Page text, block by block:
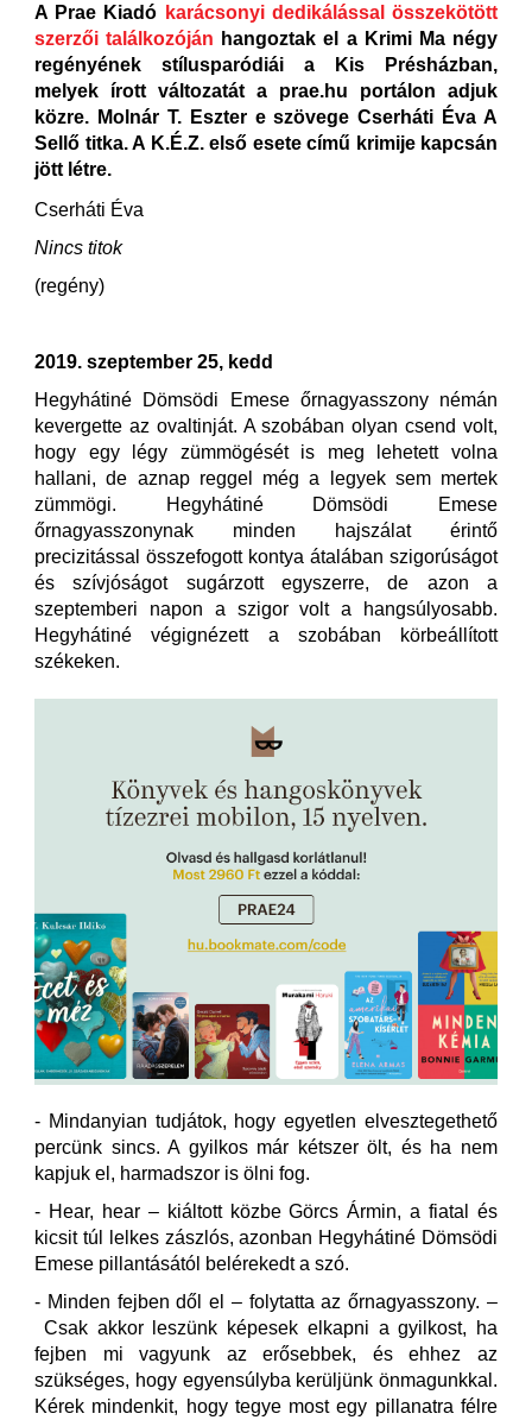
A Prae Kiadó karácsonyi dedikálással összekötött
szerzői találkozóján hangoztak el a Krimi Ma négy
regényének stílusparódiái a Kis Présházban,
melyek írott változatát a prae.hu portálon adjuk
közre. Molnár T. Eszter e szövege Cserháti Éva A
Sellő titka. A K.É.Z. első esete című krimije kapcsán
jött létre.
Cserháti Éva
Nincs titok
(regény)
2019. szeptember 25, kedd
Hegyhátiné Dömsödi Emese őrnagyasszony némán
kevergette az ovaltinját. A szobában olyan csend volt,
hogy egy légy zümmögését is meg lehetett volna
hallani, de aznap reggel még a legyek sem mertek
zümmögi. Hegyhátiné Dömsödi Emese
őrnagyasszonynak minden hajszálat érintő
precizitással összefogott kontya átalában szigorúságot
és szívjóságot sugárzott egyszerre, de azon a
szeptemberi napon a szigor volt a hangsúlyosabb.
Hegyhátiné végignézett a szobában körbeállított
székeken.
- Mindanyian tudjátok, hogy egyetlen elvesztegethető
percünk sincs. A gyilkos már kétszer ölt, és ha nem
kapjuk el, harmadszor is ölni fog.
- Hear, hear – kiáltott közbe Görcs Ármin, a fiatal és
kicsit túl lelkes zászlós, azonban Hegyhátiné Dömsödi
Emese pillantásától belérekedt a szó.
- Minden fejben dől el – folytatta az őrnagyasszony. –
Csak akkor leszünk képesek elkapni a gyilkost, ha
fejben mi vagyunk az erősebbek, és ehhez az
szükséges, hogy egyensúlyba kerüljünk önmagunkkal.
Kérek mindenkit, hogy tegye most egy pillanatra félre